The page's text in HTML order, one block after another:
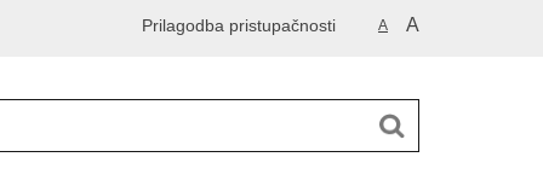
A A
Prilagodba pristupačnosti